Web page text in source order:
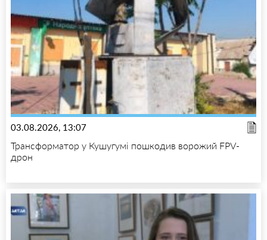
03.08.2026, 13:07
Трансформатор у Кушугумі пошкодив ворожий FPV-
дрон